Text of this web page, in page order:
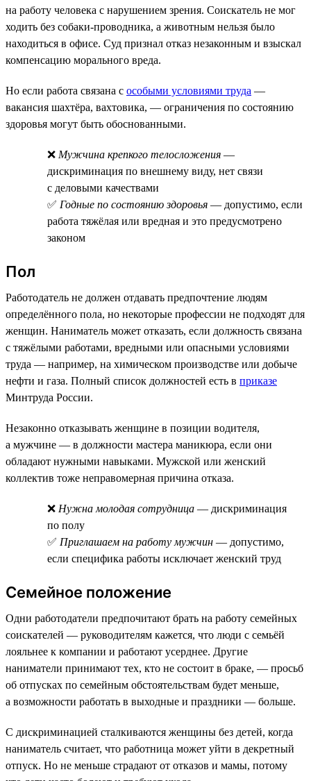
на работу человека с нарушением зрения. Соискатель не мог
ходить без собаки-проводника, а животным нельзя было
находиться в офисе. Суд признал отказ незаконным и взыскал
компенсацию морального вреда.
Но если работа связана с особыми условиями труда —
вакансия шахтёра, вахтовика, — ограничения по состоянию
здоровья могут быть обоснованными.
❌ Мужчина крепкого телосложения —
дискриминация по внешнему виду, нет связи
с деловыми качествами
✅ Годные по состоянию здоровья — допустимо, если
работа тяжёлая или вредная и это предусмотрено
законом
Пол
Работодатель не должен отдавать предпочтение людям
определённого пола, но некоторые профессии не подходят для
женщин. Наниматель может отказать, если должность связана
с тяжёлыми работами, вредными или опасными условиями
труда — например, на химическом производстве или добыче
нефти и газа. Полный список должностей есть в приказе
Минтруда России.
Незаконно отказывать женщине в позиции водителя,
а мужчине — в должности мастера маникюра, если они
обладают нужными навыками. Мужской или женский
коллектив тоже неправомерная причина отказа.
❌ Нужна молодая сотрудница — дискриминация
по полу
✅ Приглашаем на работу мужчин — допустимо,
если специфика работы исключает женский труд
Семейное положение
Одни работодатели предпочитают брать на работу семейных
соискателей — руководителям кажется, что люди с семьёй
лояльнее к компании и работают усерднее. Другие
наниматели принимают тех, кто не состоит в браке, — просьб
об отпусках по семейным обстоятельствам будет меньше,
а возможности работать в выходные и праздники — больше.
С дискриминацией сталкиваются женщины без детей, когда
наниматель считает, что работница может уйти в декретный
отпуск. Но не меньше страдают от отказов и мамы, потому